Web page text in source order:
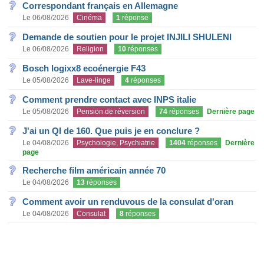
Correspondant français en Allemagne
Le 06/08/2026 Cinéma 1 réponse
Demande de soutien pour le projet INJILI SHULENI
Le 06/08/2026 Religion 10 réponses
Bosch logixx8 ecoénergie F43
Le 05/08/2026 Lave-linge 4 réponses
Comment prendre contact avec INPS italie
Le 05/08/2026 Pension de réversion 74 réponses Dernière page
J'ai un QI de 160. Que puis je en conclure ?
Le 04/08/2026 Psychologie, Psychiatrie 1404 réponses
Dernière
page
Recherche film américain année 70
Le 04/08/2026 13 réponses
Comment avoir un renduvous de la consulat d'oran
Le 04/08/2026 Consulat 8 réponses